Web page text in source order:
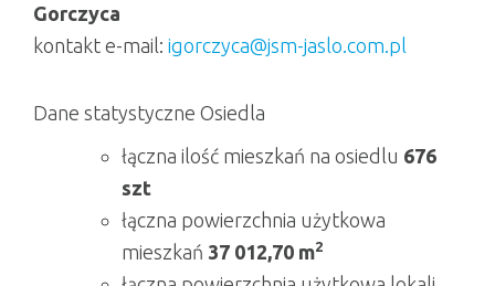
Gorczyca
kontakt e-mail: igorczyca@jsm-jaslo.com.pl
Dane statystyczne Osiedla
łączna ilość mieszkań na osiedlu 676
szt
łączna powierzchnia użytkowa
mieszkań 37 012,70 m2